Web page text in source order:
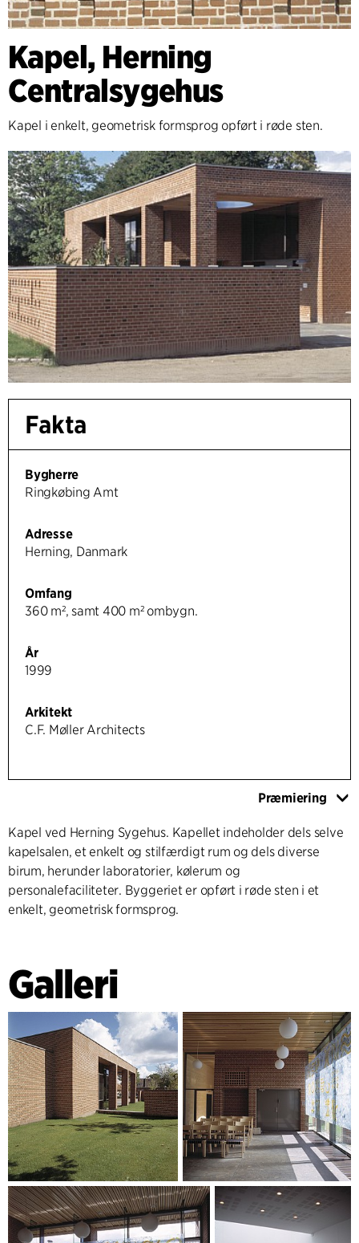
Kapel, Herning
Centralsygehus
Kapel i enkelt, geometrisk formsprog opført i røde sten.
Fakta
Bygherre
Ringkøbing Amt
Adresse
Herning, Danmark
Omfang
360 m², samt 400 m² ombygn.
År
1999
Arkitekt
C.F. Møller Architects
Præmiering
Kapel ved Herning Sygehus. Kapellet indeholder dels selve
kapelsalen, et enkelt og stilfærdigt rum og dels diverse
birum, herunder laboratorier, kølerum og
personalefaciliteter. Byggeriet er opført i røde sten i et
enkelt, geometrisk formsprog.
Galleri